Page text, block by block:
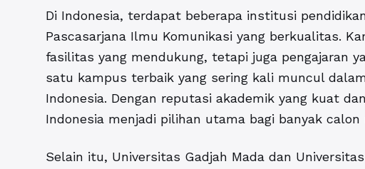
Di Indonesia, terdapat beberapa institusi
Pascasarjana Ilmu Komunikasi yang berkualitas.
fasilitas yang mendukung, tetapi juga pengajaran
satu kampus terbaik yang sering kali muncul
Indonesia. Dengan reputasi akademik yang kuat
Indonesia menjadi pilihan utama bagi banyak calon
Selain itu, Universitas Gadjah Mada dan